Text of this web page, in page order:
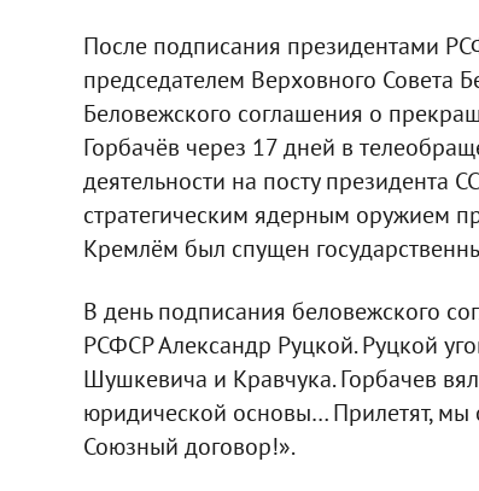
После подписания президентами
председателем Верховного Совета
Беловежского соглашения о
Горбачёв через 17 дней в
деятельности на посту президента
стратегическим ядерным оружием
Кремлём был спущен
В день подписания беловежского
РСФСР Александр Руцкой. Руцкой
Шушкевича и Кравчука. Горбачев
юридической основы… Прилетят, мы
Союзный договор!».